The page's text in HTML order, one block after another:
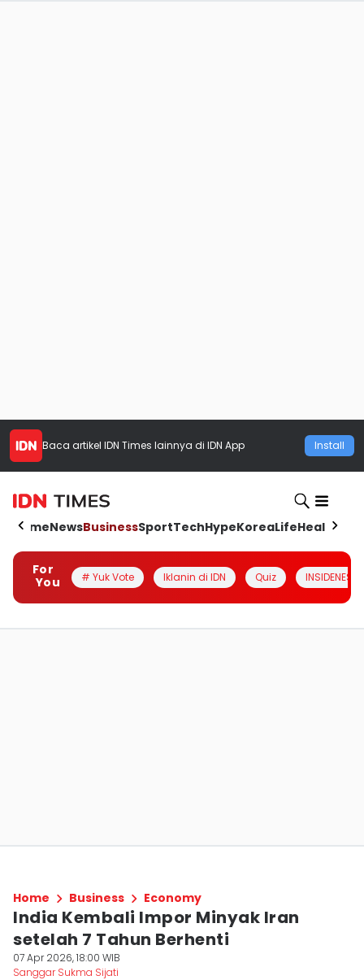
Baca artikel IDN Times lainnya di IDN App Install
HomeNewsBusinessSportTechHypeKoreaLifeHealth
For
You
# Yuk Vote Iklanin di IDN Quiz INSIDENESIA
Home Business Economy
India Kembali Impor Minyak Iran
setelah 7 Tahun Berhenti
07 Apr 2026, 18:00 WIB
Sanggar Sukma Sijati